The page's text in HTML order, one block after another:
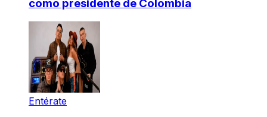
como presidente de Colombia
Entérate